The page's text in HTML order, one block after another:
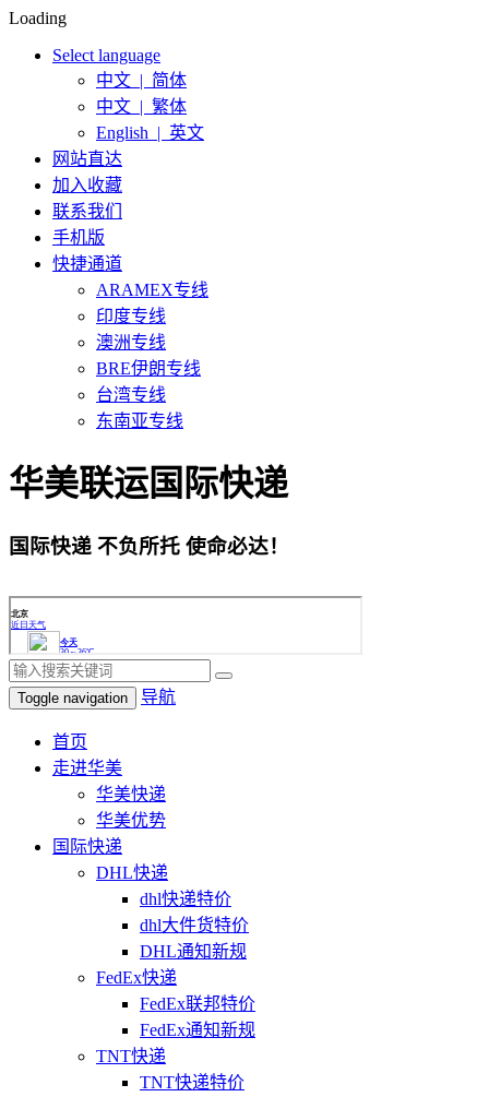
Loading
Select language
中文 | 简体
中文 | 繁体
English | 英文
网站直达
加入收藏
联系我们
手机版
快捷通道
ARAMEX专线
印度专线
澳洲专线
BRE伊朗专线
台湾专线
东南亚专线
华美联运国际快递
国际快递 不负所托 使命必达！
Toggle navigation 导航
首页
走进华美
华美快递
华美优势
国际快递
DHL快递
dhl快递特价
dhl大件货特价
DHL通知新规
FedEx快递
FedEx联邦特价
FedEx通知新规
TNT快递
TNT快递特价